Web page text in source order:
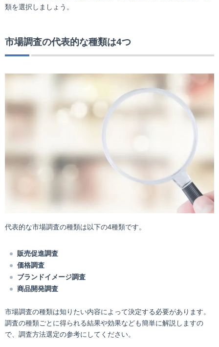
類を選択しましょう。
市場調査の代表的な種類は4つ
代表的な市場調査の種類は以下の4種類です。
販売促進調査
価格調査
ブランドイメージ調査
商品開発調査
市場調査の種類は知りたい内容によって決定する必要があります。
調査の種類ごとに得られる結果や効果なども簡単に解説しますの
で、調査方法選定の参考にしてください。